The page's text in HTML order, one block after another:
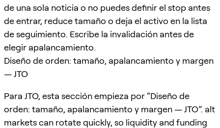
de una sola noticia o no puedes definir el stop antes
de entrar, reduce tamaño o deja el activo en la lista
de seguimiento. Escribe la invalidación antes de
elegir apalancamiento.
Diseño de orden: tamaño, apalancamiento y margen
— JTO
Para JTO, esta sección empieza por “Diseño de
orden: tamaño, apalancamiento y margen — JTO”. alt
markets can rotate quickly, so liquidity and funding